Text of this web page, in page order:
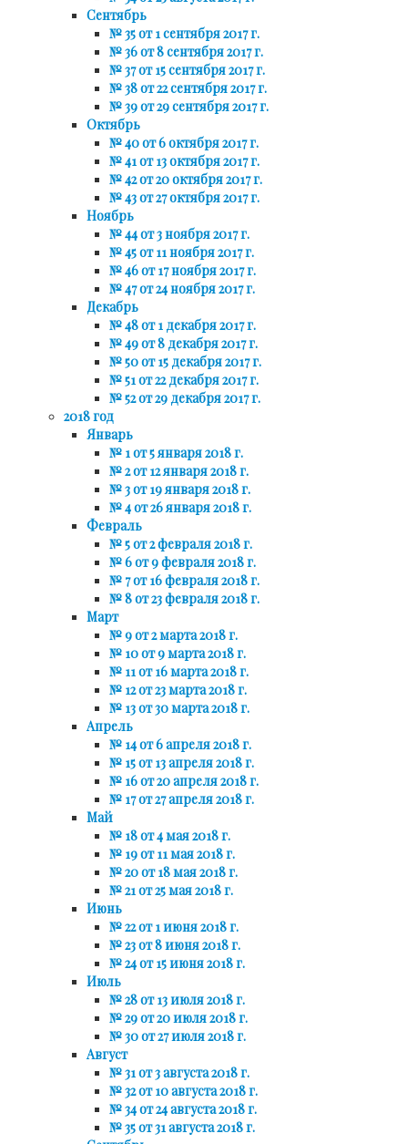
Сентябрь
№ 35 от 1 сентября 2017 г.
№ 36 от 8 сентября 2017 г.
№ 37 от 15 сентября 2017 г.
№ 38 от 22 сентября 2017 г.
№ 39 от 29 сентября 2017 г.
Октябрь
№ 40 от 6 октября 2017 г.
№ 41 от 13 октября 2017 г.
№ 42 от 20 октября 2017 г.
№ 43 от 27 октября 2017 г.
Ноябрь
№ 44 от 3 ноября 2017 г.
№ 45 от 11 ноября 2017 г.
№ 46 от 17 ноября 2017 г.
№ 47 от 24 ноября 2017 г.
Декабрь
№ 48 от 1 декабря 2017 г.
№ 49 от 8 декабря 2017 г.
№ 50 от 15 декабря 2017 г.
№ 51 от 22 декабря 2017 г.
№ 52 от 29 декабря 2017 г.
2018 год
Январь
№ 1 от 5 января 2018 г.
№ 2 от 12 января 2018 г.
№ 3 от 19 января 2018 г.
№ 4 от 26 января 2018 г.
Февраль
№ 5 от 2 февраля 2018 г.
№ 6 от 9 февраля 2018 г.
№ 7 от 16 февраля 2018 г.
№ 8 от 23 февраля 2018 г.
Март
№ 9 от 2 марта 2018 г.
№ 10 от 9 марта 2018 г.
№ 11 от 16 марта 2018 г.
№ 12 от 23 марта 2018 г.
№ 13 от 30 марта 2018 г.
Апрель
№ 14 от 6 апреля 2018 г.
№ 15 от 13 апреля 2018 г.
№ 16 от 20 апреля 2018 г.
№ 17 от 27 апреля 2018 г.
Май
№ 18 от 4 мая 2018 г.
№ 19 от 11 мая 2018 г.
№ 20 от 18 мая 2018 г.
№ 21 от 25 мая 2018 г.
Июнь
№ 22 от 1 июня 2018 г.
№ 23 от 8 июня 2018 г.
№ 24 от 15 июня 2018 г.
Июль
№ 28 от 13 июля 2018 г.
№ 29 от 20 июля 2018 г.
№ 30 от 27 июля 2018 г.
Август
№ 31 от 3 августа 2018 г.
№ 32 от 10 августа 2018 г.
№ 34 от 24 августа 2018 г.
№ 35 от 31 августа 2018 г.